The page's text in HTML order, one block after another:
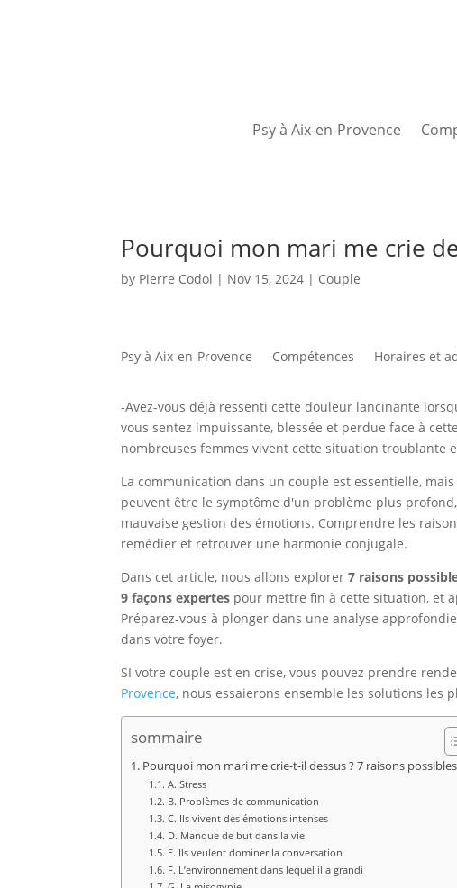
Psy à Aix-en-Provence
Pourquoi mon mari me crie
by Pierre Codol | Nov 15, 2024 | Couple
Psy à Aix-en-Provence Compétences Horaires et
-Avez-vous déjà ressenti cette douleur lancinante
vous sentez impuissante, blessée et perdue face à
nombreuses femmes vivent cette situation troublante
La communication dans un couple est essentielle,
peuvent être le symptôme d'un problème plus
mauvaise gestion des émotions. Comprendre les
remédier et retrouver une harmonie conjugale.
Dans cet article, nous allons explorer7 raisons
9 façons expertes pour mettre fin à cette situation, et
Préparez-vous à plonger dans une analyse
dans votre foyer.
SI votre couple est en crise, vous pouvez prendre
Provence, nous essaierons ensemble les solutions les
sommaire
Pourquoi mon mari me crie-t-il dessus ? 7 raisons possibles
A. Stress
B. Problèmes de communication
C. Ils vivent des émotions intenses
D. Manque de but dans la vie
E. Ils veulent dominer la conversation
F. L’environnement dans lequel il a grandi